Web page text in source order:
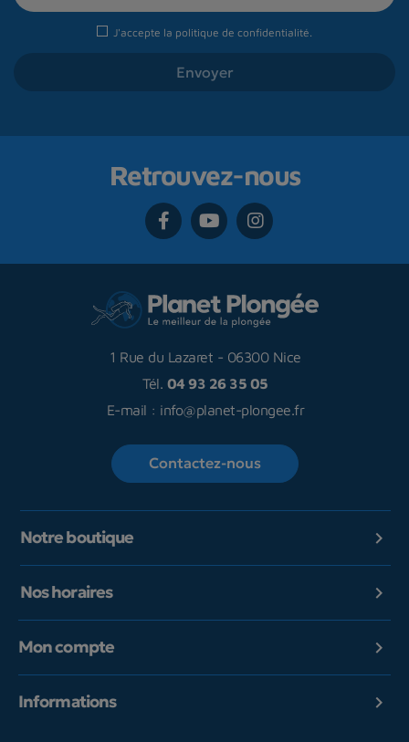
J'accepte la politique de confidentialité
Retrouvez-nous
1 Rue du Lazaret - 06300 Nice
Tél. 04 93 26 35 05
E-mail : info@planet-plongee.fr
Contactez-nous
Notre boutique 
Nos horaires 
Mon compte 
Informations 